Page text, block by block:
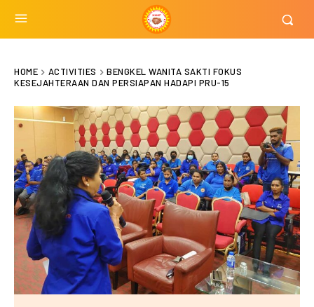
HOME ACTIVITIES
BENGKEL WANITA SAKTI FOKUS
KESEJAHTERAAN DAN PERSIAPAN HADAPI PRU-15